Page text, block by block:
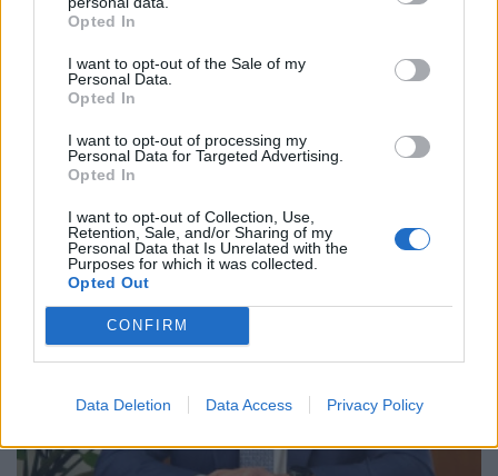
Opted In
I want to opt-out of the Sale of my
Personal Data.
Opted In
I want to opt-out of processing my
Personal Data for Targeted Advertising.
Opted In
I want to opt-out of Collection, Use,
Retention, Sale, and/or Sharing of my
Personal Data that Is Unrelated with the
Purposes for which it was collected.
Opted Out
CONFIRM
Data Deletion Data Access Privacy Policy
ΗΛΕΚΤΡΙΣΜΟΣ
Ηλεκτρική διασύνδεση Ελλάδας – Κύπρου:
Meridiam
06/08/2026 - 08:04